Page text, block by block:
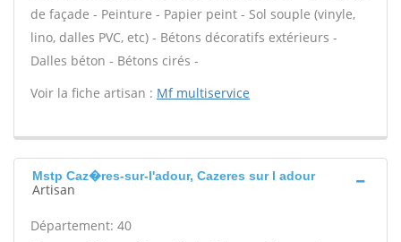
de façade - Peinture - Papier peint - Sol souple (vinyle,
lino, dalles PVC, etc) - Bétons décoratifs extérieurs -
Dalles béton - Bétons cirés -
Voir la fiche artisan : Mf multiservice
Mstp Caz�res-sur-l'adour, Cazeres sur l adour
Artisan
Département: 40